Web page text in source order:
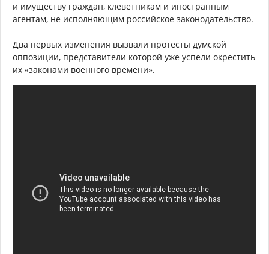
и имуществу граждан, клеветникам и иностранным
агентам, не исполняющим российское законодательство.
Два первых изменения вызвали протесты думской
оппозиции, представители которой уже успели окрестить
их «законами военного времени».